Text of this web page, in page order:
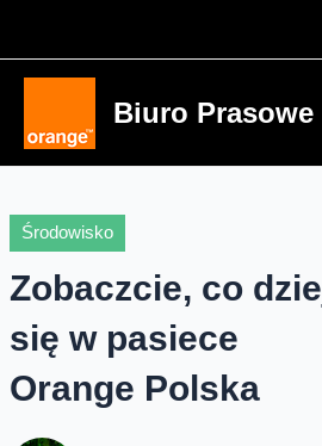
Biuro Prasowe
Środowisko
Zobaczcie, co
się w pasiece
Orange Polska